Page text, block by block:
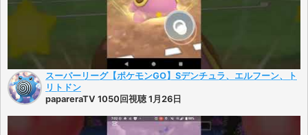
スーパーリーグ【ポケモンGO】Sデンチュラ、エルフーン、ト
リトドン
papareraTV 1050回視聴 1月26日